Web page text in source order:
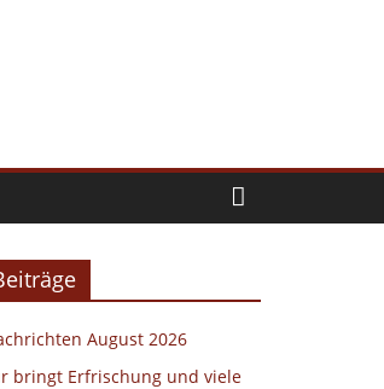
August 2026
bringt Erfrischung und viele